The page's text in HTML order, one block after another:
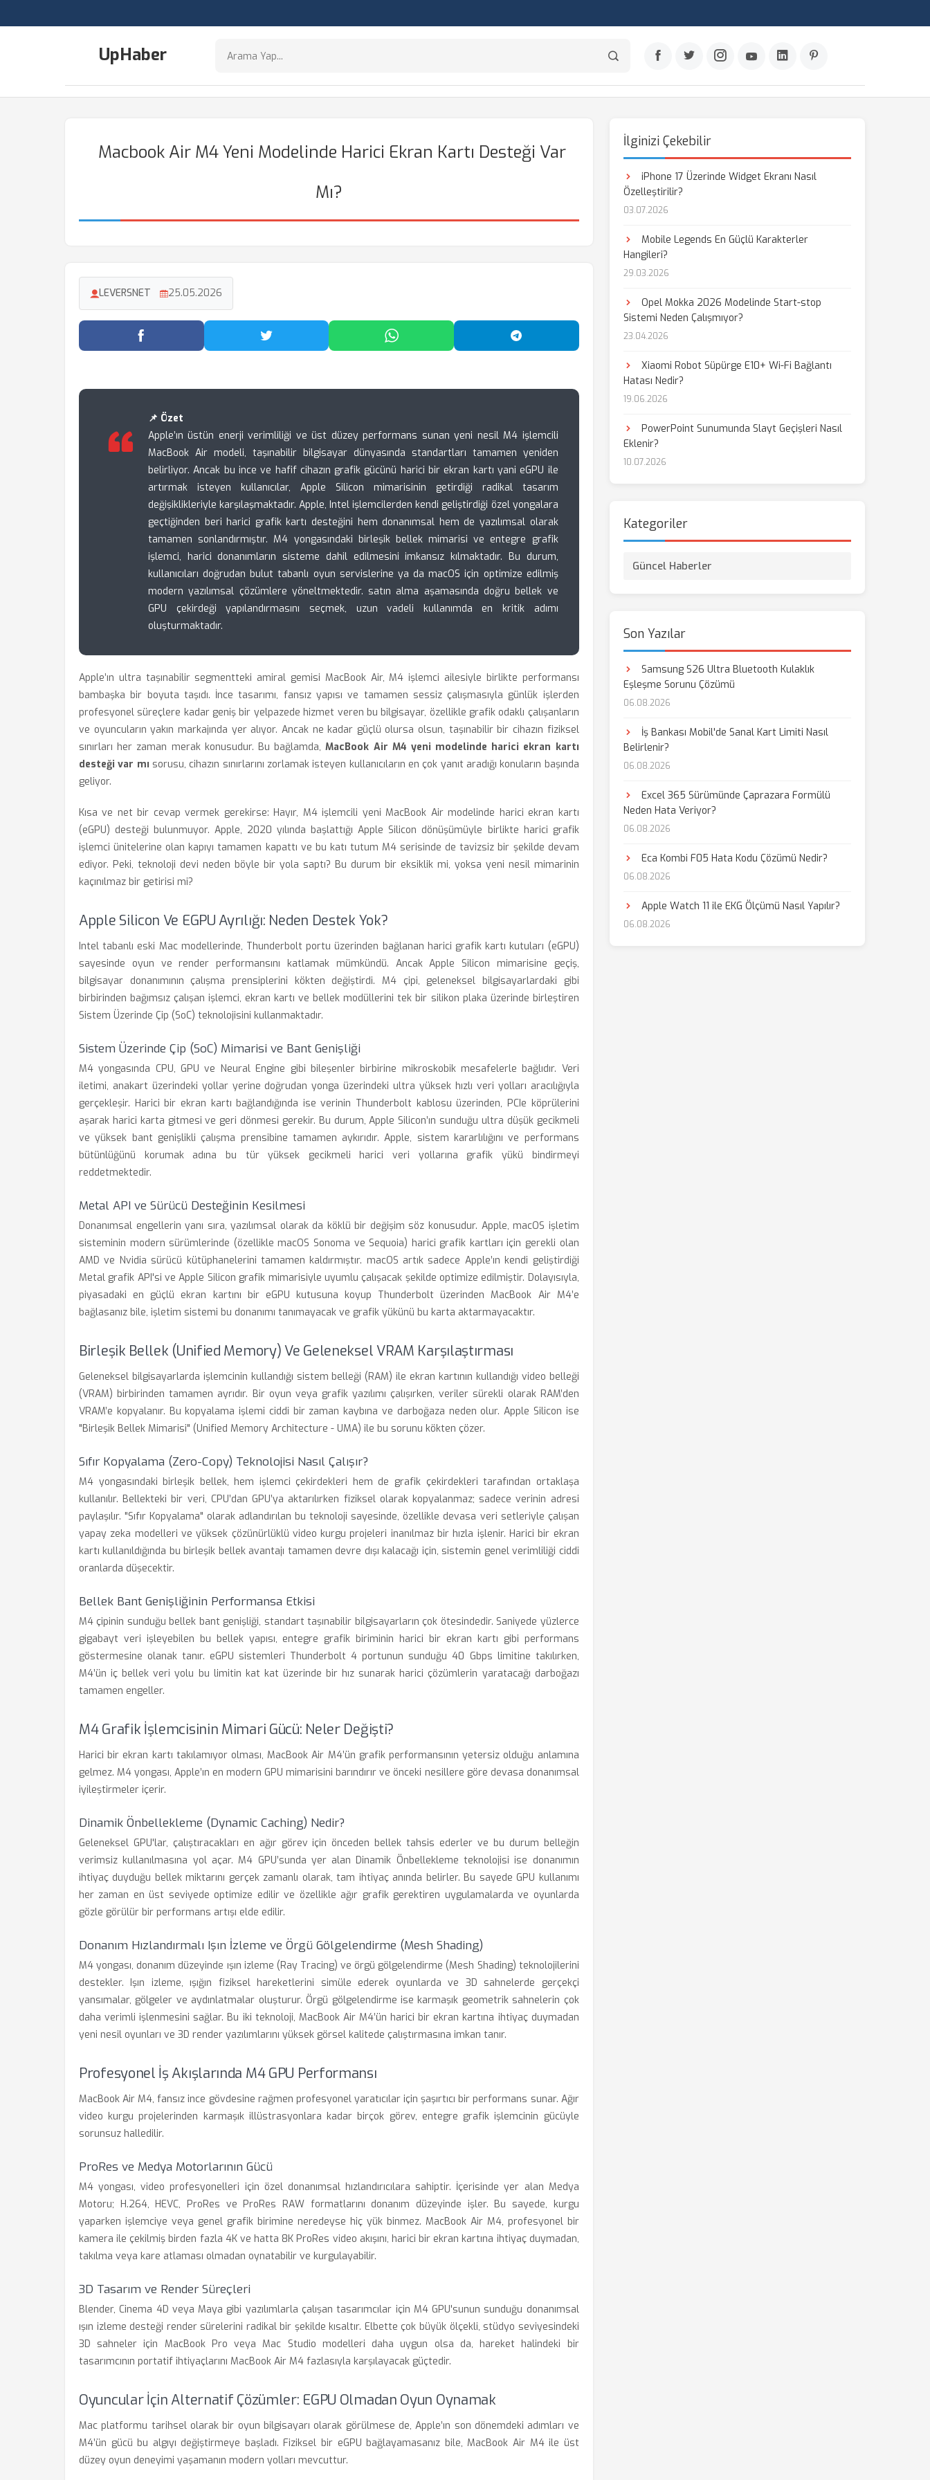
UpHaber
Macbook Air M4 Yeni Modelinde Harici Ekran Kartı Desteği Var
Mı?
LEVERSNET 25.05.2026
Facebook'ta Paylaş Twitter'da Paylaş WhatsApp'ta Paylaş Telegram'da Paylaş
📌 Özet
Apple’ın üstün enerji verimliliği ve üst düzey performans sunan yeni nesil M4 işlemcili
MacBook Air modeli, taşınabilir bilgisayar dünyasında standartları tamamen yeniden
belirliyor. Ancak bu ince ve hafif cihazın grafik gücünü harici bir ekran kartı yani eGPU ile
artırmak isteyen kullanıcılar, Apple Silicon mimarisinin getirdiği radikal tasarım
değişiklikleriyle karşılaşmaktadır. Apple, Intel işlemcilerden kendi geliştirdiği özel yongalara
geçtiğinden beri harici grafik kartı desteğini hem donanımsal hem de yazılımsal olarak
tamamen sonlandırmıştır. M4 yongasındaki birleşik bellek mimarisi ve entegre grafik
işlemci, harici donanımların sisteme dahil edilmesini imkansız kılmaktadır. Bu durum,
kullanıcıları doğrudan bulut tabanlı oyun servislerine ya da macOS için optimize edilmiş
modern yazılımsal çözümlere yöneltmektedir. satın alma aşamasında doğru bellek ve
GPU çekirdeği yapılandırmasını seçmek, uzun vadeli kullanımda en kritik adımı
oluşturmaktadır.
Apple’ın ultra taşınabilir segmentteki amiral gemisi MacBook Air, M4 işlemci ailesiyle birlikte performansı
bambaşka bir boyuta taşıdı. İnce tasarımı, fansız yapısı ve tamamen sessiz çalışmasıyla günlük işlerden
profesyonel süreçlere kadar geniş bir yelpazede hizmet veren bu bilgisayar, özellikle grafik odaklı çalışanların
ve oyuncuların yakın markajında yer alıyor. Ancak ne kadar güçlü olursa olsun, taşınabilir bir cihazın fiziksel
sınırları her zaman merak konusudur. Bu bağlamda,MacBook Air M4 yeni modelinde harici ekran kartı
desteği var mı sorusu, cihazın sınırlarını zorlamak isteyen kullanıcıların en çok yanıt aradığı konuların başında
geliyor.
Kısa ve net bir cevap vermek gerekirse: Hayır, M4 işlemcili yeni MacBook Air modelinde harici ekran kartı
(eGPU) desteği bulunmuyor. Apple, 2020 yılında başlattığı Apple Silicon dönüşümüyle birlikte harici grafik
işlemci ünitelerine olan kapıyı tamamen kapattı ve bu katı tutum M4 serisinde de tavizsiz bir şekilde devam
ediyor. Peki, teknoloji devi neden böyle bir yola saptı? Bu durum bir eksiklik mi, yoksa yeni nesil mimarinin
kaçınılmaz bir getirisi mi?
Apple Silicon Ve EGPU Ayrılığı: Neden Destek Yok?
Intel tabanlı eski Mac modellerinde, Thunderbolt portu üzerinden bağlanan harici grafik kartı kutuları (eGPU)
sayesinde oyun ve render performansını katlamak mümkündü. Ancak Apple Silicon mimarisine geçiş,
bilgisayar donanımının çalışma prensiplerini kökten değiştirdi. M4 çipi, geleneksel bilgisayarlardaki gibi
birbirinden bağımsız çalışan işlemci, ekran kartı ve bellek modüllerini tek bir silikon plaka üzerinde birleştiren
Sistem Üzerinde Çip (SoC) teknolojisini kullanmaktadır.
Sistem Üzerinde Çip (SoC) Mimarisi ve Bant Genişliği
M4 yongasında CPU, GPU ve Neural Engine gibi bileşenler birbirine mikroskobik mesafelerle bağlıdır. Veri
iletimi, anakart üzerindeki yollar yerine doğrudan yonga üzerindeki ultra yüksek hızlı veri yolları aracılığıyla
gerçekleşir. Harici bir ekran kartı bağlandığında ise verinin Thunderbolt kablosu üzerinden, PCIe köprülerini
aşarak harici karta gitmesi ve geri dönmesi gerekir. Bu durum, Apple Silicon’ın sunduğu ultra düşük gecikmeli
ve yüksek bant genişlikli çalışma prensibine tamamen aykırıdır. Apple, sistem kararlılığını ve performans
bütünlüğünü korumak adına bu tür yüksek gecikmeli harici veri yollarına grafik yükü bindirmeyi
reddetmektedir.
Metal API ve Sürücü Desteğinin Kesilmesi
Donanımsal engellerin yanı sıra, yazılımsal olarak da köklü bir değişim söz konusudur. Apple, macOS işletim
sisteminin modern sürümlerinde (özellikle macOS Sonoma ve Sequoia) harici grafik kartları için gerekli olan
AMD ve Nvidia sürücü kütüphanelerini tamamen kaldırmıştır. macOS artık sadece Apple’ın kendi geliştirdiği
Metal grafik API'si ve Apple Silicon grafik mimarisiyle uyumlu çalışacak şekilde optimize edilmiştir. Dolayısıyla,
piyasadaki en güçlü ekran kartını bir eGPU kutusuna koyup Thunderbolt üzerinden MacBook Air M4’e
bağlasanız bile, işletim sistemi bu donanımı tanımayacak ve grafik yükünü bu karta aktarmayacaktır.
Birleşik Bellek (Unified Memory) Ve Geleneksel VRAM Karşılaştırması
Geleneksel bilgisayarlarda işlemcinin kullandığı sistem belleği (RAM) ile ekran kartının kullandığı video belleği
(VRAM) birbirinden tamamen ayrıdır. Bir oyun veya grafik yazılımı çalışırken, veriler sürekli olarak RAM’den
VRAM’e kopyalanır. Bu kopyalama işlemi ciddi bir zaman kaybına ve darboğaza neden olur. Apple Silicon ise
"Birleşik Bellek Mimarisi" (Unified Memory Architecture - UMA) ile bu sorunu kökten çözer.
Sıfır Kopyalama (Zero-Copy) Teknolojisi Nasıl Çalışır?
M4 yongasındaki birleşik bellek, hem işlemci çekirdekleri hem de grafik çekirdekleri tarafından ortaklaşa
kullanılır. Bellekteki bir veri, CPU’dan GPU’ya aktarılırken fiziksel olarak kopyalanmaz; sadece verinin adresi
paylaşılır. "Sıfır Kopyalama" olarak adlandırılan bu teknoloji sayesinde, özellikle devasa veri setleriyle çalışan
yapay zeka modelleri ve yüksek çözünürlüklü video kurgu projeleri inanılmaz bir hızla işlenir. Harici bir ekran
kartı kullanıldığında bu birleşik bellek avantajı tamamen devre dışı kalacağı için, sistemin genel verimliliği ciddi
oranlarda düşecektir.
Bellek Bant Genişliğinin Performansa Etkisi
M4 çipinin sunduğu bellek bant genişliği, standart taşınabilir bilgisayarların çok ötesindedir. Saniyede yüzlerce
gigabayt veri işleyebilen bu bellek yapısı, entegre grafik biriminin harici bir ekran kartı gibi performans
göstermesine olanak tanır. eGPU sistemleri Thunderbolt 4 portunun sunduğu 40 Gbps limitine takılırken,
M4’ün iç bellek veri yolu bu limitin kat kat üzerinde bir hız sunarak harici çözümlerin yaratacağı darboğazı
tamamen engeller.
M4 Grafik İşlemcisinin Mimari Gücü: Neler Değişti?
Harici bir ekran kartı takılamıyor olması, MacBook Air M4’ün grafik performansının yetersiz olduğu anlamına
gelmez. M4 yongası, Apple’ın en modern GPU mimarisini barındırır ve önceki nesillere göre devasa donanımsal
iyileştirmeler içerir.
Dinamik Önbellekleme (Dynamic Caching) Nedir?
Geleneksel GPU'lar, çalıştıracakları en ağır görev için önceden bellek tahsis ederler ve bu durum belleğin
verimsiz kullanılmasına yol açar. M4 GPU’sunda yer alan Dinamik Önbellekleme teknolojisi ise donanımın
ihtiyaç duyduğu bellek miktarını gerçek zamanlı olarak, tam ihtiyaç anında belirler. Bu sayede GPU kullanımı
her zaman en üst seviyede optimize edilir ve özellikle ağır grafik gerektiren uygulamalarda ve oyunlarda
gözle görülür bir performans artışı elde edilir.
Donanım Hızlandırmalı Işın İzleme ve Örgü Gölgelendirme (Mesh Shading)
M4 yongası, donanım düzeyinde ışın izleme (Ray Tracing) ve örgü gölgelendirme (Mesh Shading) teknolojilerini
destekler. Işın izleme, ışığın fiziksel hareketlerini simüle ederek oyunlarda ve 3D sahnelerde gerçekçi
yansımalar, gölgeler ve aydınlatmalar oluşturur. Örgü gölgelendirme ise karmaşık geometrik sahnelerin çok
daha verimli işlenmesini sağlar. Bu iki teknoloji, MacBook Air M4’ün harici bir ekran kartına ihtiyaç duymadan
yeni nesil oyunları ve 3D render yazılımlarını yüksek görsel kalitede çalıştırmasına imkan tanır.
Profesyonel İş Akışlarında M4 GPU Performansı
MacBook Air M4, fansız ince gövdesine rağmen profesyonel yaratıcılar için şaşırtıcı bir performans sunar. Ağır
video kurgu projelerinden karmaşık illüstrasyonlara kadar birçok görev, entegre grafik işlemcinin gücüyle
sorunsuz halledilir.
ProRes ve Medya Motorlarının Gücü
M4 yongası, video profesyonelleri için özel donanımsal hızlandırıcılara sahiptir. İçerisinde yer alan Medya
Motoru; H.264, HEVC, ProRes ve ProRes RAW formatlarını donanım düzeyinde işler. Bu sayede, kurgu
yaparken işlemciye veya genel grafik birimine neredeyse hiç yük binmez. MacBook Air M4, profesyonel bir
kamera ile çekilmiş birden fazla 4K ve hatta 8K ProRes video akışını, harici bir ekran kartına ihtiyaç duymadan,
takılma veya kare atlaması olmadan oynatabilir ve kurgulayabilir.
3D Tasarım ve Render Süreçleri
Blender, Cinema 4D veya Maya gibi yazılımlarla çalışan tasarımcılar için M4 GPU'sunun sunduğu donanımsal
ışın izleme desteği render sürelerini radikal bir şekilde kısaltır. Elbette çok büyük ölçekli, stüdyo seviyesindeki
3D sahneler için MacBook Pro veya Mac Studio modelleri daha uygun olsa da, hareket halindeki bir
tasarımcının portatif ihtiyaçlarını MacBook Air M4 fazlasıyla karşılayacak güçtedir.
Oyuncular İçin Alternatif Çözümler: EGPU Olmadan Oyun Oynamak
Mac platformu tarihsel olarak bir oyun bilgisayarı olarak görülmese de, Apple’ın son dönemdeki adımları ve
M4’ün gücü bu algıyı değiştirmeye başladı. Fiziksel bir eGPU bağlayamasanız bile, MacBook Air M4 ile üst
düzey oyun deneyimi yaşamanın modern yolları mevcuttur.
İlginizi Çekebilir
iPhone 17 Üzerinde Widget Ekranı Nasıl
Özelleştirilir?
03.07.2026
Mobile Legends En Güçlü Karakterler
Hangileri?
29.03.2026
Opel Mokka 2026 Modelinde Start-stop
Sistemi Neden Çalışmıyor?
23.04.2026
Xiaomi Robot Süpürge E10+ Wi-Fi Bağlantı
Hatası Nedir?
19.06.2026
PowerPoint Sunumunda Slayt Geçişleri Nasıl
Eklenir?
10.07.2026
Kategoriler
Güncel Haberler
Son Yazılar
Samsung S26 Ultra Bluetooth Kulaklık
Eşleşme Sorunu Çözümü
06.08.2026
İş Bankası Mobil'de Sanal Kart Limiti Nasıl
Belirlenir?
06.08.2026
Excel 365 Sürümünde Çaprazara Formülü
Neden Hata Veriyor?
06.08.2026
Eca Kombi F05 Hata Kodu Çözümü Nedir?
06.08.2026
Apple Watch 11 ile EKG Ölçümü Nasıl Yapılır?
06.08.2026